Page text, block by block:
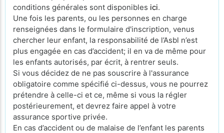
conditions générales sont disponibles ici.
Une fois les parents, ou les personnes en charge
renseignées dans le formulaire d'inscription, venus
chercher leur enfant, la responsabilité de l’Asbl n’est
plus engagée en cas d’accident; il en va de même pour
les enfants autorisés, par écrit, à rentrer seuls.
Si vous décidez de ne pas souscrire à l'assurance
obligatoire comme spécifié ci-dessus, vous ne pourrez
prétendre à celle-ci et ce, même si vous la régler
postérieurement, et devrez faire appel à votre
assurance sportive privée.
En cas d’accident ou de malaise de l’enfant les parents